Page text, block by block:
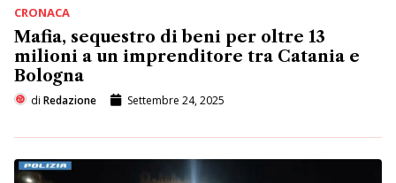
CRONACA
Mafia, sequestro di beni per oltre 13
milioni a un imprenditore tra Catania e
Bologna
di Redazione Settembre 24, 2025